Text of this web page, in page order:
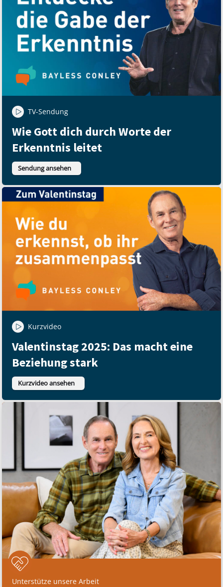
TV-Sendung
Wie Gott dich durch Worte der
Erkenntnis leitet
Sendung ansehen
Kurzvideo
Valentinstag 2025: Das macht eine
Beziehung stark
Kurzvideo ansehen
Unterstütze unsere Arbeit